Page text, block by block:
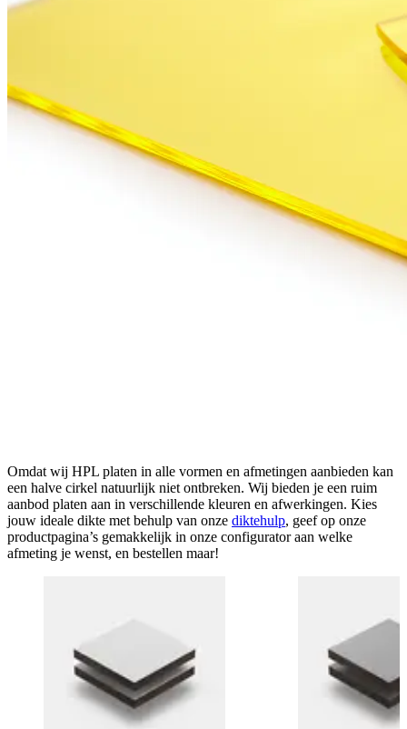
Omdat wij HPL platen in alle vormen en afmetingen aanbieden kan
een halve cirkel natuurlijk niet ontbreken. Wij bieden je een ruim
aanbod platen aan in verschillende kleuren en afwerkingen. Kies
jouw ideale dikte met behulp van onze diktehulp, geef op onze
productpagina’s gemakkelijk in onze configurator aan welke
afmeting je wenst, en bestellen maar!